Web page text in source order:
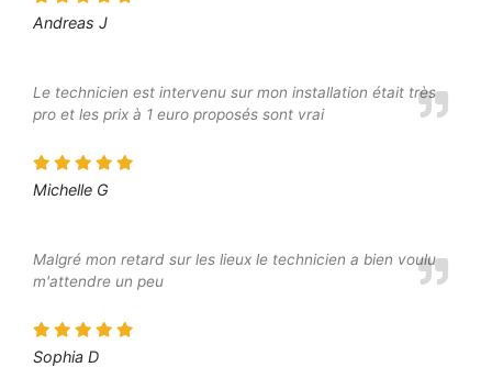
Andreas J
Le technicien est intervenu sur mon installation était très
pro et les prix à 1 euro proposés sont vrai
Michelle G
Malgré mon retard sur les lieux le technicien a bien voulu
m'attendre un peu
Sophia D